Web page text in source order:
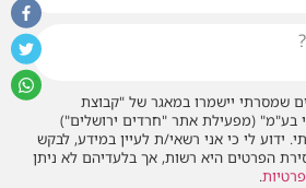
שמסרתי יישמרו במאגר של "קבוצת
בע"מ" (מפעילת אתר "חרדים ירושלים")
ידוע לי כי אני רשאי/ת לעיין במידע, לבקש
הפרטים היא רשות, אך בלעדיהם לא ניתן
.